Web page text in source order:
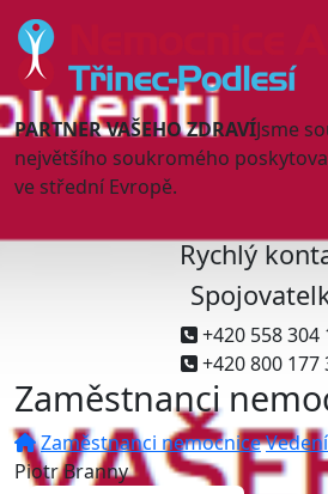
PARTNER VAŠEHO ZDRAVÍJsme
největšího soukromého
ve střední Evropě.
Rychlý
+420 558 304
+420 800 177
Zaměstnanci
Zaměstnanci nemocnice
Piotr Branny